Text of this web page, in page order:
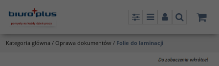
PanelMenuPanelSzukaj
Kategoria główna / Oprawa dokumentów / Folie do laminacji